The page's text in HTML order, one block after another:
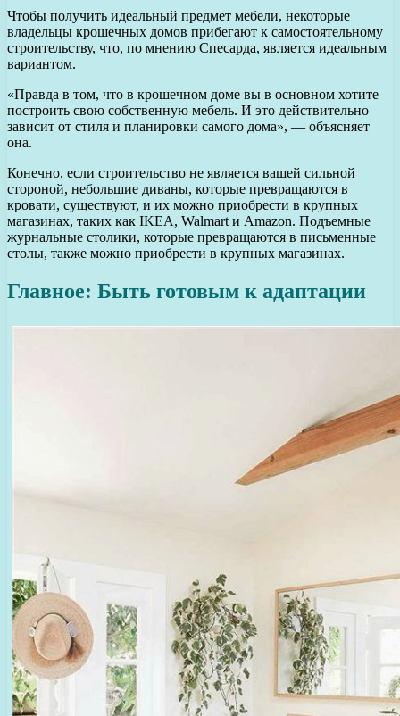
Чтобы получить идеальный предмет мебели, некоторые
владельцы крошечных домов прибегают к самостоятельному
строительству, что, по мнению Спесарда, является идеальным
вариантом.
«Правда в том, что в крошечном доме вы в основном хотите
построить свою собственную мебель. И это действительно
зависит от стиля и планировки самого дома», — объясняет
она.
Конечно, если строительство не является вашей сильной
стороной, небольшие диваны, которые превращаются в
кровати, существуют, и их можно приобрести в крупных
магазинах, таких как IKEA, Walmart и Amazon. Подъемные
журнальные столики, которые превращаются в письменные
столы, также можно приобрести в крупных магазинах.
Главное: Быть готовым к адаптации